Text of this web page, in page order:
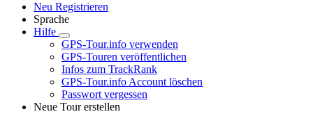
Neu Registrieren
Sprache
Hilfe
GPS-Tour.info verwenden
GPS-Touren veröffentlichen
Infos zum TrackRank
GPS-Tour.info Account löschen
Passwort vergessen
Neue Tour erstellen